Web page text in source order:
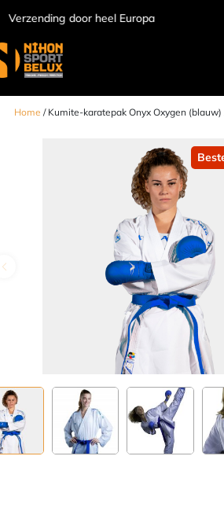
door heel Europa
Home / Kumite-karatepak Onyx Oxygen